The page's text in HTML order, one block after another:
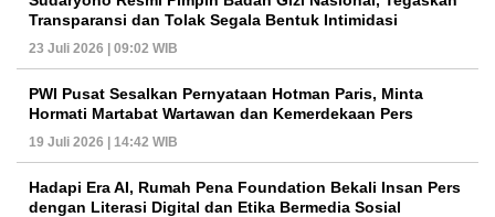
Transparansi dan Tolak Segala Bentuk Intimidasi
23 Juli 2026 | 09:02 WIB
PWI Pusat Sesalkan Pernyataan Hotman Paris, Minta
Hormati Martabat Wartawan dan Kemerdekaan Pers
19 Juli 2026 | 14:42 WIB
Hadapi Era AI, Rumah Pena Foundation Bekali Insan Pers
dengan Literasi Digital dan Etika Bermedia Sosial